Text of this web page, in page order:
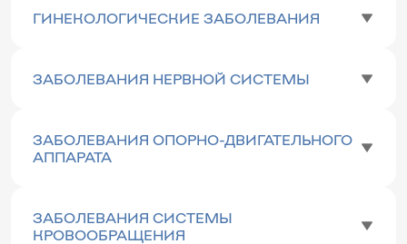
ГИНЕКОЛОГИЧЕСКИЕ ЗАБОЛЕВАНИЯ
ЗАБОЛЕВАНИЯ НЕРВНОЙ СИСТЕМЫ
ЗАБОЛЕВАНИЯ ОПОРНО-ДВИГАТЕЛЬНОГО
АППАРАТА
ЗАБОЛЕВАНИЯ СИСТЕМЫ
КРОВООБРАЩЕНИЯ